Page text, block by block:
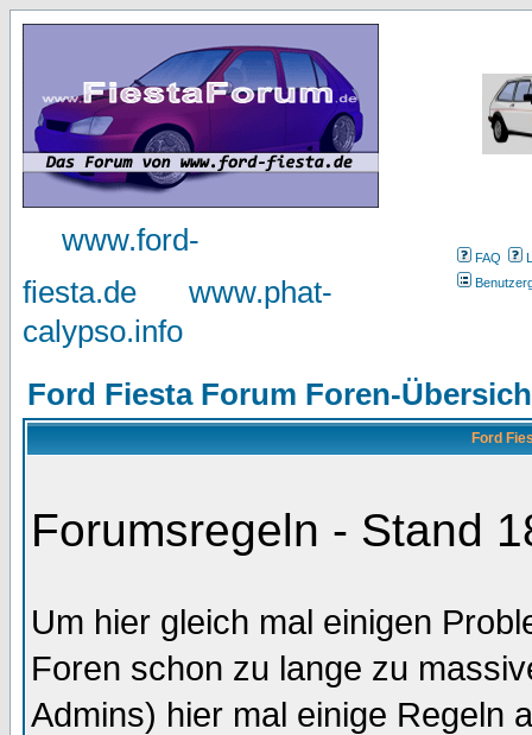
www.ford-
fiesta.de
www.phat-
calypso.info
FAQ
Ford Fiesta Forum Foren-
Ford
Forumsregeln - Stand
Um hier gleich mal einigen
Foren schon zu lange zu
Admins) hier mal einige Regeln